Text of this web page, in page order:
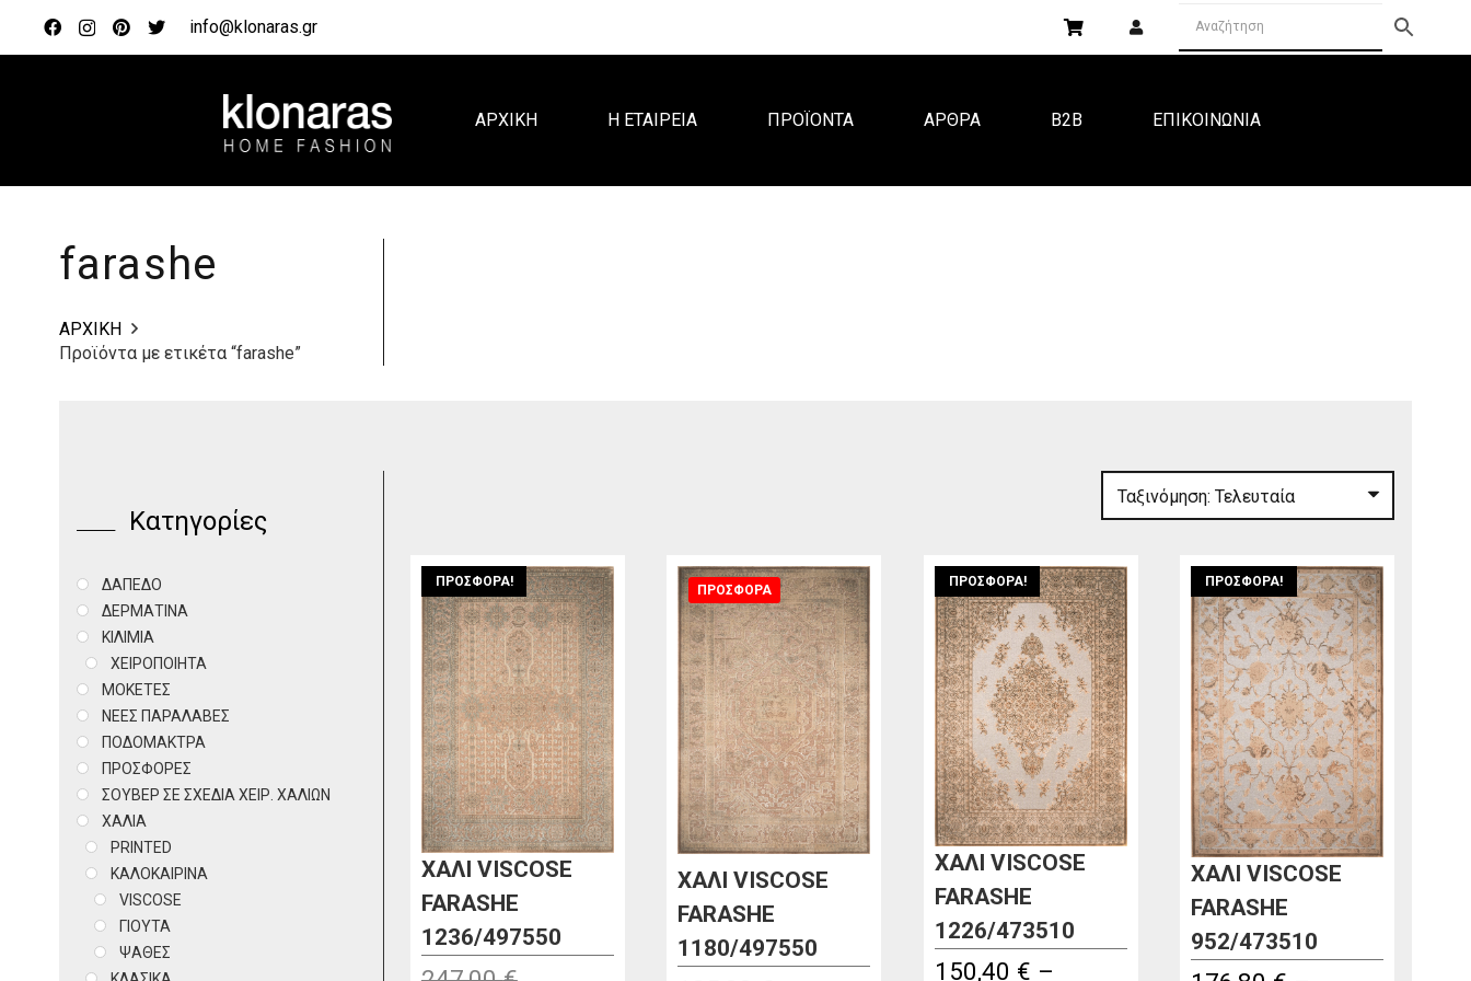
info@klonaras.gr
ΑΡΧΙΚΗ Η ΕΤΑΙΡΕΙΑ ΠΡΟΪΟΝΤΑ ΑΡΘΡΑ B2B ΕΠΙΚΟΙΝΩΝΙΑ
farashe
ΑΡΧΙΚΗ
Προϊόντα με ετικέτα “farashe”
Κατηγορίες
ΔΑΠΕΔΟ
ΔΕΡΜΑΤΙΝΑ
ΚΙΛΙΜΙΑ
ΧΕΙΡΟΠΟΙΗΤΑ
ΜΟΚΕΤΕΣ
ΝΕΕΣ ΠΑΡΑΛΑΒΕΣ
ΠΟΔΟΜΑΚΤΡΑ
ΠΡΟΣΦΟΡΕΣ
ΣΟΥΒΕΡ ΣΕ ΣΧΕΔΙΑ ΧΕΙΡ. ΧΑΛΙΩΝ
ΧΑΛΙΑ
PRINTED
ΚΑΛΟΚΑΙΡΙΝΑ
VISCOSE
ΓΙΟΥΤΑ
ΨΑΘΕΣ
ΠΡΟΣΦΟΡΆ!
ΧΑΛΙ VISCOSE
FARASHE
1236/497550
ΠΡΟΣΦΟΡΑ
ΧΑΛΙ VISCOSE
FARASHE
1180/497550
ΠΡΟΣΦΟΡΆ!
ΧΑΛΙ VISCOSE
FARASHE
1226/473510
150,40 € –
ΠΡΟΣΦΟΡΆ!
ΧΑΛΙ VISCOSE
FARASHE
952/473510